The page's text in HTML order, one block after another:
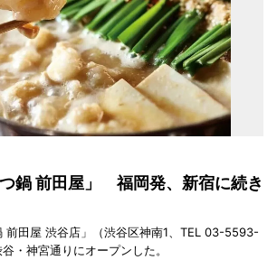
鍋 前田屋」 福岡発、新宿に続き
前田屋 渋谷店」（渋谷区神南1、TEL 03-5593-
・神宮通りにオープンした。